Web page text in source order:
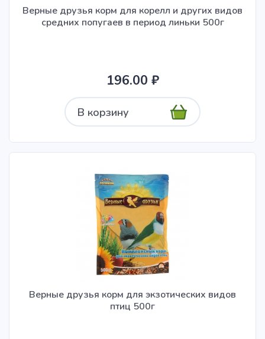
Верные друзья корм для корелл и других видов
средних попугаев в период линьки 500г
196.00 ₽
В корзину
Верные друзья корм для экзотических видов
птиц 500г